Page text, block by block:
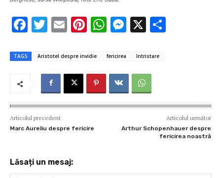
F
e
o
k
T
it
te
r
E
ai
l
Pi
er
es
t
W
at
s
A
p
M
se
n
g
er
X
ă
TAGS Aristotel despre invidie fericirea întristare
Articolul precedent
Marc Aureliu despre fericire
Articolul următor
Arthur Schopenhauer despre
fericirea noastră
Lăsați un mesaj: